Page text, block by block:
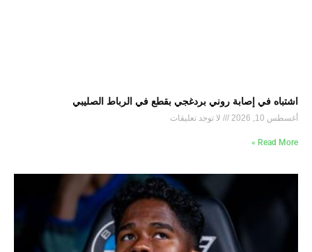
اشتباه في إصابة روني بردغجي بقطع في الرباط الصليبي
أغسطس 10, 2026 لا توجد تعليقات
Read More »